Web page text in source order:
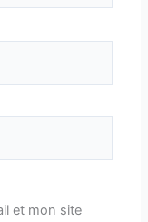
et mon site